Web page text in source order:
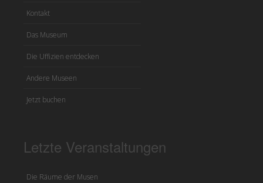
Kontakt
Das Museum
Die Uffizien entdecken
Andere Museen
Jetzt buchen
Letzte Veranstaltungen
Die Räume der Musen